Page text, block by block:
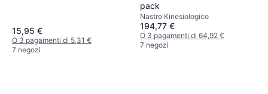
15,95 €
O 3 pagamenti di 5,31 €
7 negozi
pack
Nastro Kinesiologico
194,77 €
O 3 pagamenti di 64,92 €
7 negozi